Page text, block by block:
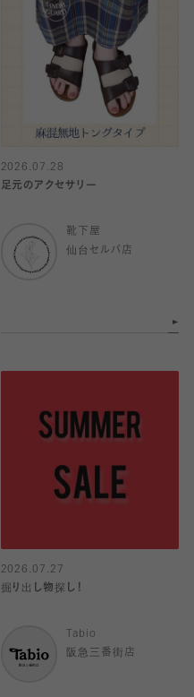
2026.07.28
足元のアクセサリー
靴下屋
仙台セルバ店
2026.07.27
掘り出し物探し！
Tabio
阪急三番街店